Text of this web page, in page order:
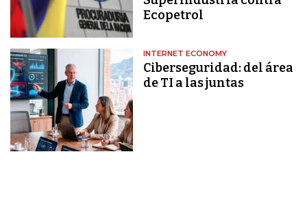
Ecopetrol
INTERNET ECONOMY
Ciberseguridad: del área
de TI a las juntas